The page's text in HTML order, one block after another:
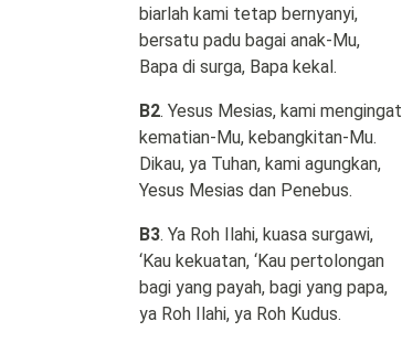
biarlah kami tetap bernyanyi,
bersatu padu bagai anak-Mu,
Bapa di surga, Bapa kekal.
B2. Yesus Mesias, kami mengingat
kematian-Mu, kebangkitan-Mu.
Dikau, ya Tuhan, kami agungkan,
Yesus Mesias dan Penebus.
B3. Ya Roh Ilahi, kuasa surgawi,
‘Kau kekuatan, ‘Kau pertolongan
bagi yang payah, bagi yang papa,
ya Roh Ilahi, ya Roh Kudus.